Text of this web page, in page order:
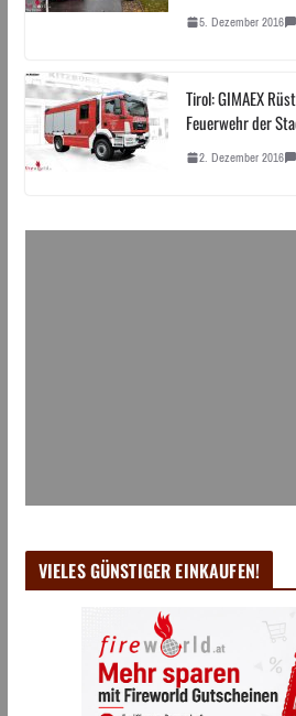
5. Dezember 2016
Tirol: GIMAEX
Feuerwehr der
2. Dezember 2016
VIELES GÜNSTIGER EINKAUFEN!